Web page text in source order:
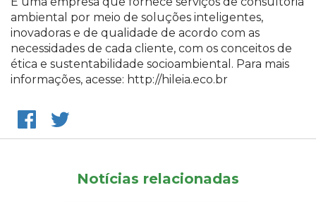
ambiental por meio de soluções inteligentes,
inovadoras e de qualidade de acordo com as
necessidades de cada cliente, com os conceitos de
ética e sustentabilidade socioambiental. Para mais
informações, acesse: http://hileia.eco.br
Notícias relacionadas